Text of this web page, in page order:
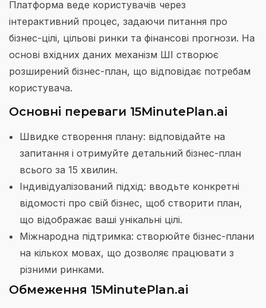
Платформа веде користувачів через
інтерактивний процес, задаючи питання про
бізнес-цілі, цільові ринки та фінансові прогнози. На
основі вхідних даних механізм ШІ створює
розширений бізнес-план, що відповідає потребам
користувача.
Основні переваги 15MinutePlan.ai
Швидке створення плану: відповідайте на
запитання і отримуйте детальний бізнес-план
всього за 15 хвилин.
Індивідуалізований підхід: вводьте конкретні
відомості про свій бізнес, щоб створити план,
що відображає ваші унікальні цілі.
Міжнародна підтримка: створюйте бізнес-плани
на кількох мовах, що дозволяє працювати з
різними ринками.
Обмеження 15MinutePlan.ai